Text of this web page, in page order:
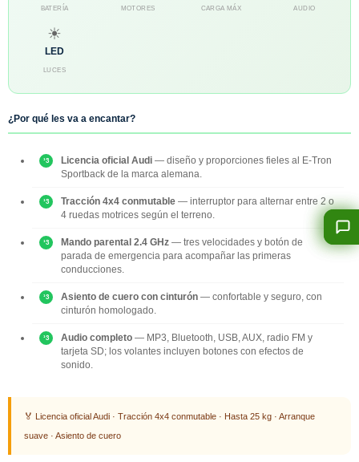
BATERÍA MOTORES CARGA MÁX AUDIO
☀
LED
LUCES
¿Por qué les va a encantar?
Licencia oficial Audi — diseño y proporciones fieles al E-Tron
Sportback de la marca alemana.
Tracción 4x4 conmutable — interruptor para alternar entre 2 o
4 ruedas motrices según el terreno.
Mando parental 2.4 GHz — tres velocidades y botón de
parada de emergencia para acompañar las primeras
conducciones.
Asiento de cuero con cinturón — confortable y seguro, con
cinturón homologado.
Audio completo — MP3, Bluetooth, USB, AUX, radio FM y
tarjeta SD; los volantes incluyen botones con efectos de
sonido.
🏅 Licencia oficial Audi · Tracción 4x4 conmutable · Hasta 25 kg · Arranque
suave · Asiento de cuero